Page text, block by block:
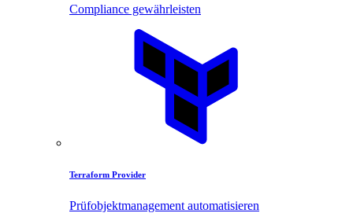
Compliance gewährleisten
Terraform Provider
Prüfobjektmanagement automatisieren